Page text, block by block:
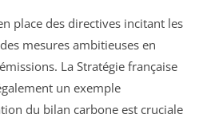
place des directives incitant les
mesures ambitieuses en
La Stratégie française
un exemple
du bilan carbone est cruciale